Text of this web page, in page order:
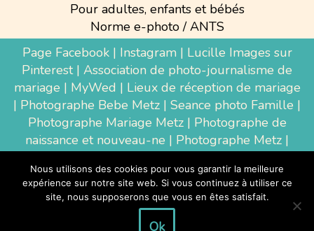
Pour adultes, enfants et bébés
Norme e-photo / ANTS
Page Facebook| Instagram| Lucille Images sur
Pinterest| Association de photo-journalisme de
mariage | MyWed | Lieux de réception de mariage
| Photographe Bebe Metz | Seance photo Famille |
Photographe Mariage Metz| Photographe de
naissance et nouveau-ne | Photographe Metz |
Luxembourg|Photographe Thionville|
Photographe d'entreprise Metz
Tous droits réservés à la photographe Lucille
Nous utilisons des cookies pour vous garantir la meilleure
expérience sur notre site web. Si vous continuez à utiliser ce
site, nous supposerons que vous en êtes satisfait.
Ok